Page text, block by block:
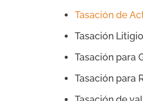
Tasación de
Tasación
Tasación para
Tasación para